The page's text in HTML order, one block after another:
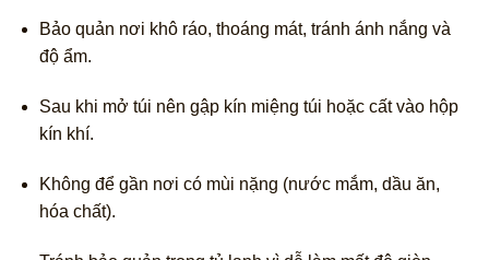
Bảo quản nơi khô ráo, thoáng mát, tránh ánh nắng và
độ ẩm.
Sau khi mở túi nên gập kín miệng túi hoặc cất vào hộp
kín khí.
Không để gần nơi có mùi nặng (nước mắm, dầu ăn,
hóa chất).